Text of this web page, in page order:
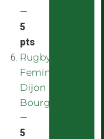
—
5
pts
Rugby
Feminin
Dijon
Bourgogne
—
5